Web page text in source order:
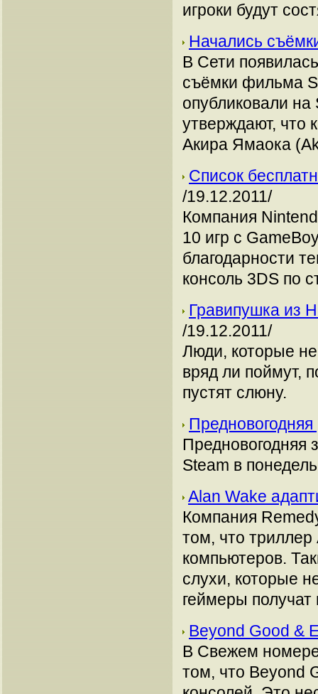
игроки будут
Начались
В Сети
съёмки фильма
опубликовали
утверждают,
Акира Ямаока
Список
/19.12.2011/
Компания
10 игр с
благодарности
консоль 3DS по
Гравипушка из
/19.12.2011/
Люди, которые
вряд ли поймут,
пустят слюну.
Предновогодняя
Steam в
Alan Wake
Компания
том, что
компьютеров.
слухи, которые
геймеры получат
Beyond Good &
В Свежем
том, что Beyond